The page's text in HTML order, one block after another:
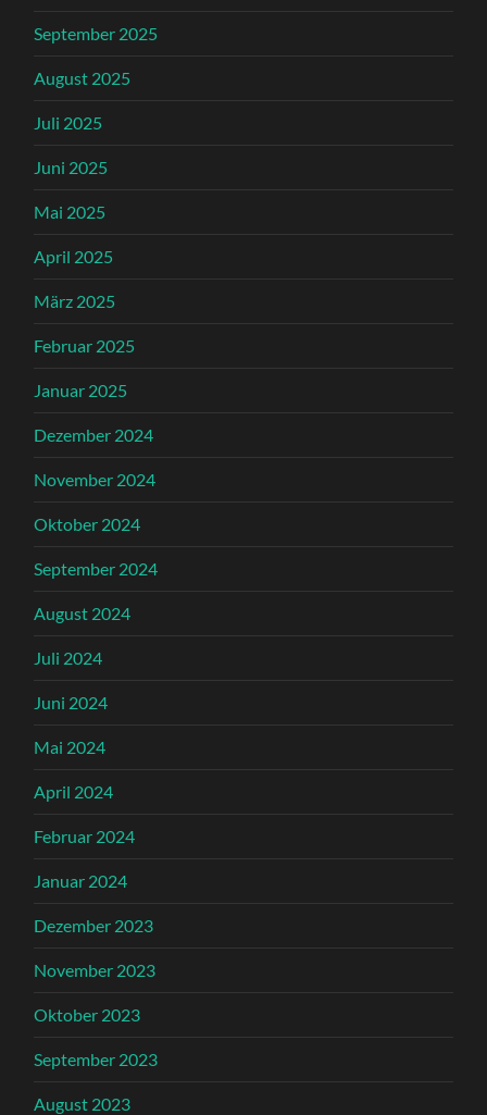
September 2025
August 2025
Juli 2025
Juni 2025
Mai 2025
April 2025
März 2025
Februar 2025
Januar 2025
Dezember 2024
November 2024
Oktober 2024
September 2024
August 2024
Juli 2024
Juni 2024
Mai 2024
April 2024
Februar 2024
Januar 2024
Dezember 2023
November 2023
Oktober 2023
September 2023
August 2023